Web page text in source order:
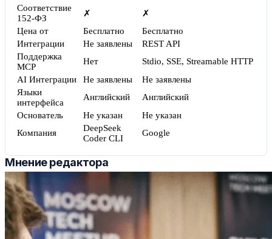
Соответствие
152-ФЗ
✗
✗
Цена от
Бесплатно
Бесплатно
Интеграции
Не заявлены
REST API
Поддержка
MCP
Нет
Stdio, SSE, Streamable HTTP
AI Интеграции
Не заявлены
Не заявлены
Языки
интерфейса
Английский
Английский
Основатель
Не указан
Не указан
Компания
DeepSeek
Coder CLI
Google
Мнение редактора